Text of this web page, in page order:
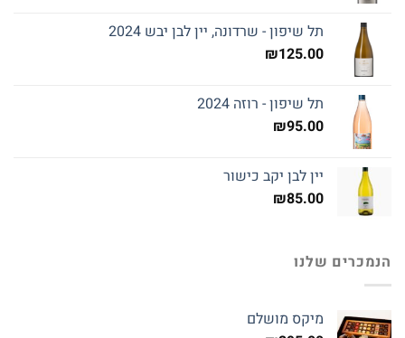
תל שיפון - שרדונה, יין לבן יבש 2024
₪125.00
תל שיפון - רוזה 2024
₪95.00
יין לבן יקב כישור
₪85.00
הנמכרים שלנו
מיקס מושלם